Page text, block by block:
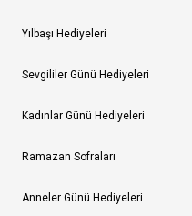
Yılbaşı Hediyeleri
Sevgililer Günü Hediyeleri
Kadınlar Günü Hediyeleri
Ramazan Sofraları
Anneler Günü Hediyeleri